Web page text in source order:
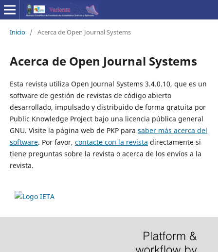
Inicio / Acerca de Open Journal Systems
Acerca de Open Journal Systems
Esta revista utiliza Open Journal Systems 3.4.0.10, que es un
software de gestión de revistas de código abierto
desarrollado, impulsado y distribuido de forma gratuita por
Public Knowledge Project bajo una licencia pública general
GNU. Visite la página web de PKP para saber más acerca del
software. Por favor, contacte con la revista directamente si
tiene preguntas sobre la revista o acerca de los envíos a la
revista.